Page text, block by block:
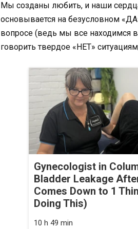
Мы созданы любить, и наши
основывается на безусловном
вопросе (ведь мы все
говорить твердое «НЕТ»
Gynecologist in
Bladder Leakage
Comes Down to 1
Doing This)
10 h 49 min